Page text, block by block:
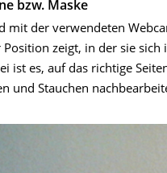
bzw. Maske
mit der verwendeten
Position zeigt, in der sie
ist es, auf das richtige
und Stauchen